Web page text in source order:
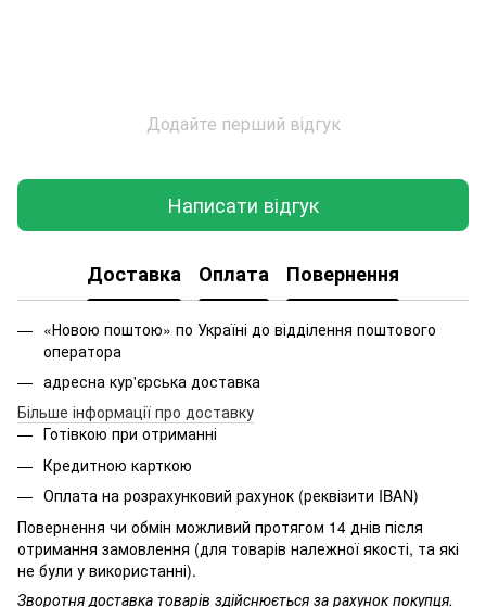
Додайте перший відгук
Написати відгук
Доставка Оплата Повернення
«Новою поштою» по Україні до відділення поштового
оператора
адресна кур'єрська доставка
Більше інформації про доставку
Готівкою при отриманні
Кредитною карткою
Оплата на розрахунковий рахунок (реквізити IBAN)
Повернення чи обмін можливий протягом 14 днів після
отримання замовлення (для товарів належної якості, та які
не були у використанні).
Зворотня доставка товарів здійснюється за рахунок покупця.